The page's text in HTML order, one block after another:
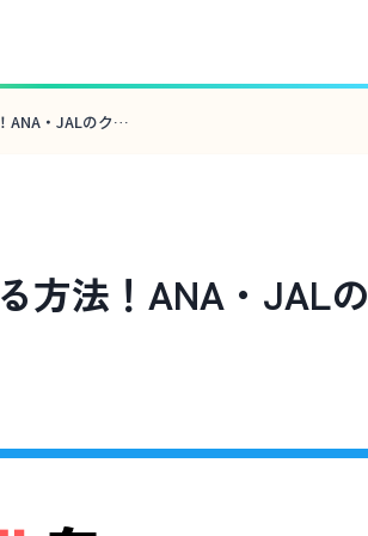
マイルをお得に賢く貯める方法！ANA・JALのクレジットカード比較
方法！ANA・JALの